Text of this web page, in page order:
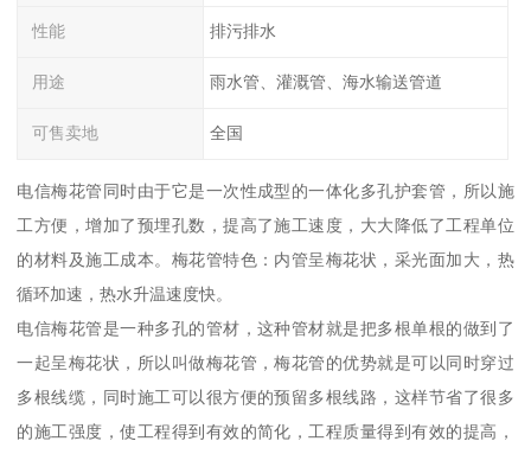
性能 排污排水
用途 雨水管、灌溉管、海水输送管道
可售卖地 全国
电信梅花管同时由于它是一次性成型的一体化多孔护套管，所以施
工方便，增加了预埋孔数，提高了施工速度，大大降低了工程单位
的材料及施工成本。梅花管特色：内管呈梅花状，采光面加大，热
循环加速，热水升温速度快。
电信梅花管是一种多孔的管材，这种管材就是把多根单根的做到了
一起呈梅花状，所以叫做梅花管，梅花管的优势就是可以同时穿过
多根线缆，同时施工可以很方便的预留多根线路，这样节省了很多
的施工强度，使工程得到有效的简化，工程质量得到有效的提高，